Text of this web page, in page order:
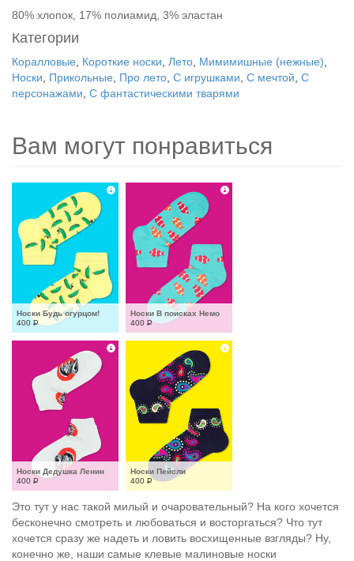
80% хлопок, 17% полиамид, 3% эластан
Категории
Коралловые Короткие носки Лето Мимимишные (нежные)
Носки
Прикольные Про лето С игрушками С мечтой С
персонажами С фантастическими тварями
Вам могут понравиться
Носки Будь огурцом!
400 Р
Носки В поисках Немо
400 Р
Носки Дедушка Ленин
400 Р
Носки Пейсли
400 Р
Это тут у нас такой милый и очаровательный? На кого хочется
бесконечно смотреть и любоваться и восторгаться? Что тут
хочется сразу же надеть и ловить восхищенные взгляды? Ну,
конечно же, наши самые клевые малиновые носки